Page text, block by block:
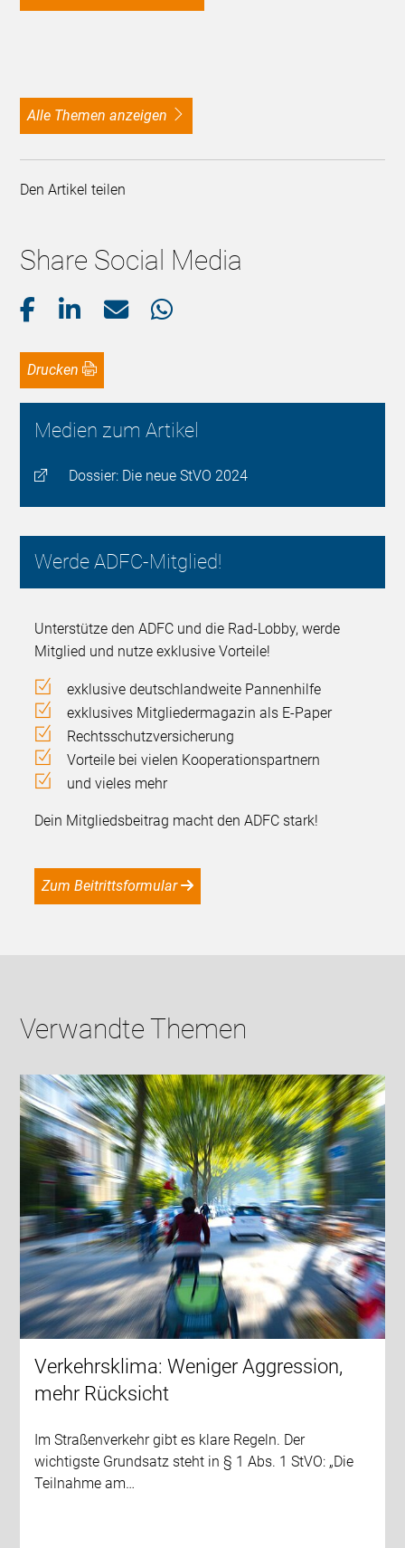
alle Themen anzeigen
Den Artikel teilen
Share Social Media
Drucken
Medien zum Artikel
Dossier: Die neue StVO 2024
Werde ADFC-Mitglied!
Unterstütze den ADFC und die Rad-Lobby, werde
Mitglied und nutze exklusive Vorteile!
exklusive deutschlandweite Pannenhilfe
exklusives Mitgliedermagazin als E-Paper
Rechtsschutzversicherung
Vorteile bei vielen Kooperationspartnern
und vieles mehr
Dein Mitgliedsbeitrag macht den ADFC stark!
Zum Beitrittsformular
Verwandte Themen
Verkehrsklima: Weniger Aggression,
mehr Rücksicht
Im Straßenverkehr gibt es klare Regeln. Der
wichtigste Grundsatz steht in § 1 Abs. 1 StVO: „Die
Teilnahme am…